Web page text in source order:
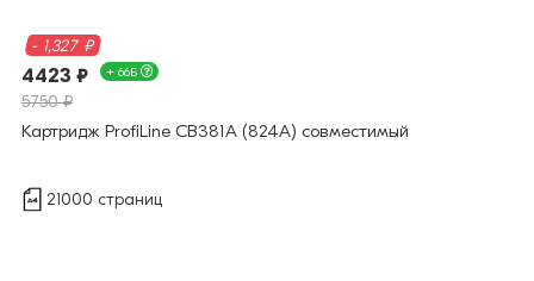
- 1,327 ₽
4423 ₽ + 66Б
5750 ₽
Картридж ProfiLine CB381A (824A) совместимый
21000 страниц